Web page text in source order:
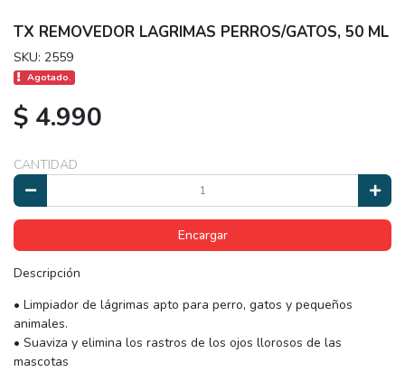
TX REMOVEDOR LAGRIMAS PERROS/GATOS, 50 ML
SKU: 2559
Agotado.
$ 4.990
CANTIDAD
Encargar
Descripción
• Limpiador de lágrimas apto para perro, gatos y pequeños
animales.
• Suaviza y elimina los rastros de los ojos llorosos de las
mascotas